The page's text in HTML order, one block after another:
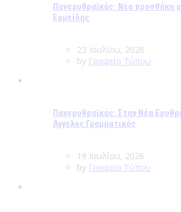
Πανερυθραϊκός: Νέα προσθήκη
Ερμείδης
23 Ιουλίου, 2026
by Γραφείο Τύπου
Πανερυθραϊκός: Στην Νέα
Άγγελος Γραμματικός
19 Ιουλίου, 2026
by Γραφείο Τύπου